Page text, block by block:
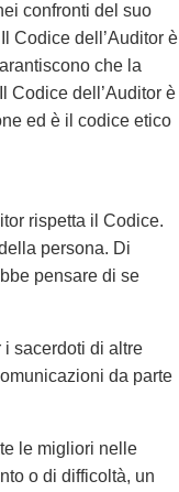
confronti del suo
Il Codice dell’Auditor è
che la
Codice dell’Auditor è
ed è il codice etico
rispetta il Codice.
persona. Di
pensare di se
i sacerdoti di altre
da parte
le migliori nelle
o di difficoltà, un